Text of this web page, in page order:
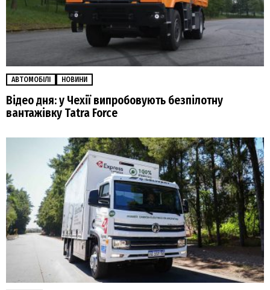
АВТОМОБІЛІ НОВИНИ
Відео дня: у Чехії випробовують безпілотну
вантажівку Tatra Force